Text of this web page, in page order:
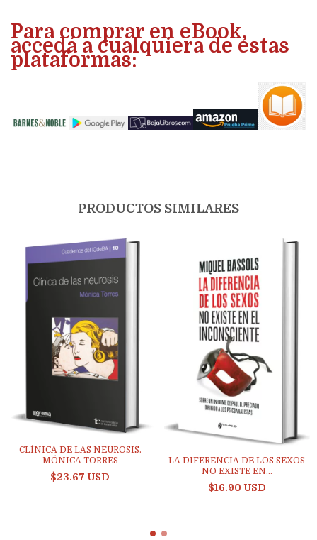
Para comprar en eBook,
accedá a cualquiera de estas
plataformas:
PRODUCTOS SIMILARES
CLÍNICA DE LAS NEUROSIS.
MÓNICA TORRES
$23.67 USD
LA DIFERENCIA DE LOS SEXOS
NO EXISTE EN...
$16.90 USD